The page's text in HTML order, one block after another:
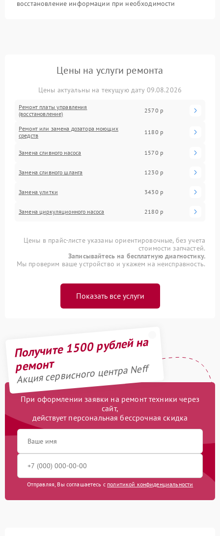
восстановление информации при необходимости
Цены на услуги ремонта
Цены актуальны на текущую дату 09.08.2026
Ремонт платы управления
(восстановление)
2570 р
Ремонт или замена дозатора моющих
средств
1180 р
Замена сливного насоса 1570 р
Замена сливного шланга 1230 р
Замена улитки 3430 р
Замена циркуляционного насоса 2180 р
Цены в прайс-листе указаны ориентировочные, без учета
стоимости запчастей.
Записывайтесь на бесплатную диагностику.
Мы проверим ваше устройство и укажем на неисправность.
Показать все услуги
Получите 1500 рублей на
ремонт
Акция сервисного центра Neff
При оформлении заявки на ремонт техники через
сайт,
действует персональная бессрочная скидка
Отправляя, Вы соглашаетесь с политикой конфиденциальности